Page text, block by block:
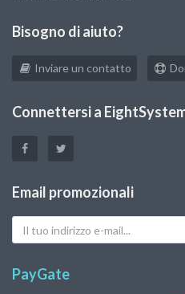
Bisogno di aiuto?
Inviare un contatto
Connettersi a
Email promozionali
tuo
e-
PayGate